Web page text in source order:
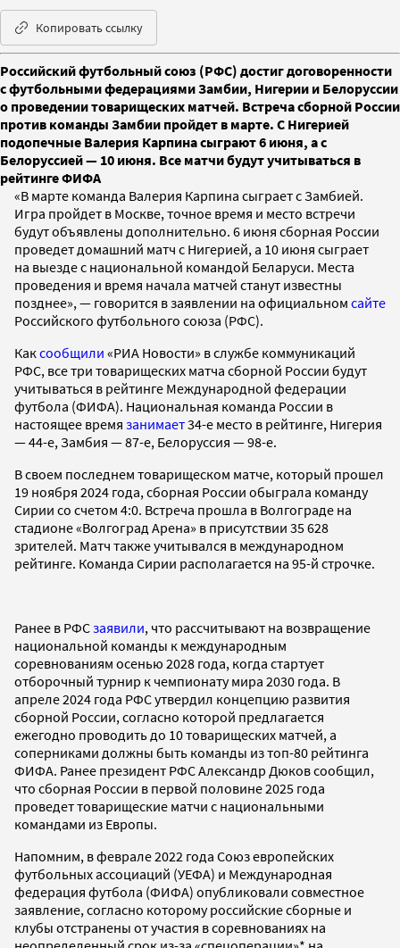
Копировать ссылку
Российский футбольный союз (РФС) достиг договоренности
с футбольными федерациями Замбии, Нигерии и Белоруссии
о проведении товарищеских матчей. Встреча сборной России
против команды Замбии пройдет в марте. С Нигерией
подопечные Валерия Карпина сыграют 6 июня, а с
Белоруссией — 10 июня. Все матчи будут учитываться в
рейтинге ФИФА
«В марте команда Валерия Карпина сыграет с Замбией.
Игра пройдет в Москве, точное время и место встречи
будут объявлены дополнительно. 6 июня сборная России
проведет домашний матч с Нигерией, а 10 июня сыграет
на выезде с национальной командой Беларуси. Места
проведения и время начала матчей станут известны
позднее», — говорится в заявлении на официальном сайте
Российского футбольного союза (РФС).
Каксообщили «РИА Новости» в службе коммуникаций
РФС, все три товарищеских матча сборной России будут
учитываться в рейтинге Международной федерации
футбола (ФИФА). Национальная команда России в
настоящее время занимает34-е место в рейтинге, Нигерия
— 44-е, Замбия — 87-е, Белоруссия — 98-е.
В своем последнем товарищеском матче, который прошел
19 ноября 2024 года, сборная России обыграла команду
Сирии со счетом 4:0. Встреча прошла в Волгограде на
стадионе «Волгоград Арена» в присутствии 35 628
зрителей. Матч также учитывался в международном
рейтинге. Команда Сирии располагается на 95-й строчке.
Ранее в РФСзаявили, что рассчитывают на возвращение
национальной команды к международным
соревнованиям осенью 2028 года, когда стартует
отборочный турнир к чемпионату мира 2030 года. В
апреле 2024 года РФС утвердил концепцию развития
сборной России, согласно которой предлагается
ежегодно проводить до 10 товарищеских матчей, а
соперниками должны быть команды из топ-80 рейтинга
ФИФА. Ранее президент РФС Александр Дюков сообщил,
что сборная России в первой половине 2025 года
проведет товарищеские матчи с национальными
командами из Европы.
Напомним, в феврале 2022 года Союз европейских
футбольных ассоциаций (УЕФА) и Международная
федерация футбола (ФИФА) опубликовали совместное
заявление, согласно которому российские сборные и
клубы отстранены от участия в соревнованиях на